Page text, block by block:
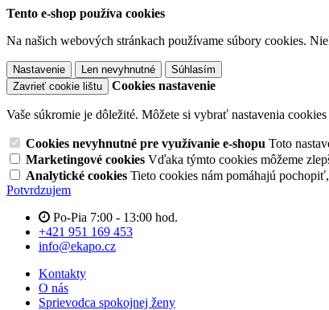
Tento e-shop používa cookies
Na našich webových stránkach používame súbory cookies.
Nastavenie Len nevyhnutné
Súhlasím
Zavrieť cookie lištu
Cookies nastavenie
Vaše súkromie je dôležité. Môžete si vybrať nastavenia cookies
Cookies nevyhnutné pre využívanie e-shopu Toto
Marketingové cookies Vďaka týmto cookies môžeme
Analytické cookies Tieto cookies nám pomáhajú
Potvrdzujem
Po-Pia 7:00 - 13:00 hod.
+421 951 169 453
info@ekapo.cz
Kontakty
O nás
Sprievodca spokojnej ženy